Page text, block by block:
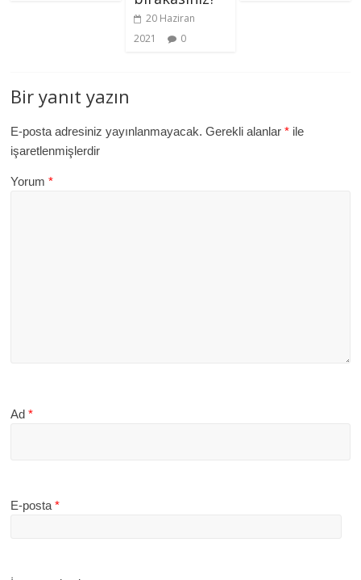
20 Haziran
2021
0
Bir yanıt yazın
E-posta adresiniz yayınlanmayacak. Gerekli alanlar* ile
işaretlenmişlerdir
Yorum*
Ad*
E-posta*